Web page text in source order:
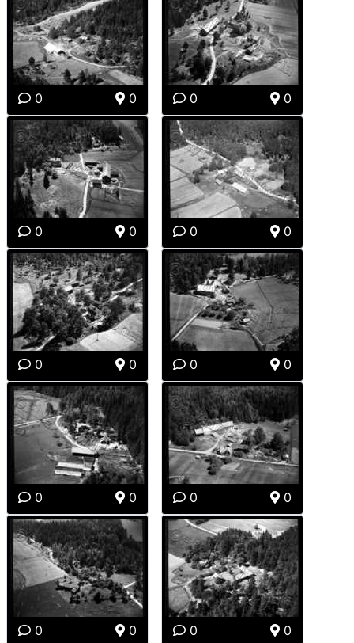
0 0 0 0
0 0 0 0
0 0 0 0
0 0 0 0
0 0 0 0